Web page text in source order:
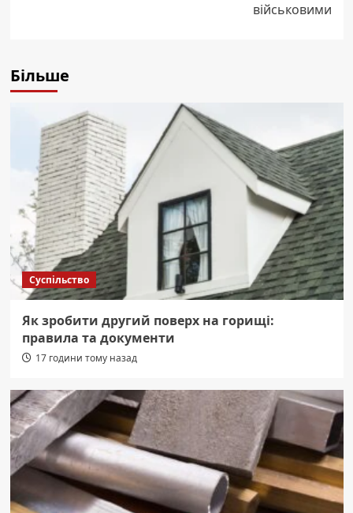
військовими
Більше
Суспільство
Як зробити другий поверх на горищі:
правила та документи
17 години тому назад